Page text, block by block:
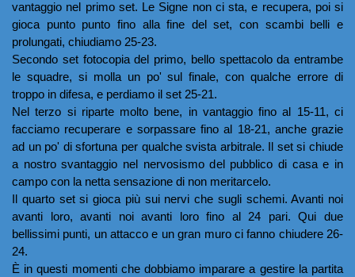
vantaggio nel primo set. Le Signe non ci sta, e recupera, poi si
gioca punto punto fino alla fine del set, con scambi belli e
prolungati, chiudiamo 25-23.
Secondo set fotocopia del primo, bello spettacolo da entrambe
le squadre, si molla un po' sul finale, con qualche errore di
troppo in difesa, e perdiamo il set 25-21.
Nel terzo si riparte molto bene, in vantaggio fino al 15-11, ci
facciamo recuperare e sorpassare fino al 18-21, anche grazie
ad un po' di sfortuna per qualche svista arbitrale. Il set si chiude
a nostro svantaggio nel nervosismo del pubblico di casa e in
campo con la netta sensazione di non meritarcelo.
Il quarto set si gioca più sui nervi che sugli schemi. Avanti noi
avanti loro, avanti noi avanti loro fino al 24 pari. Qui due
bellissimi punti, un attacco e un gran muro ci fanno chiudere 26-
24.
È in questi momenti che dobbiamo imparare a gestire la partita